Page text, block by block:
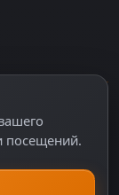
посещений.